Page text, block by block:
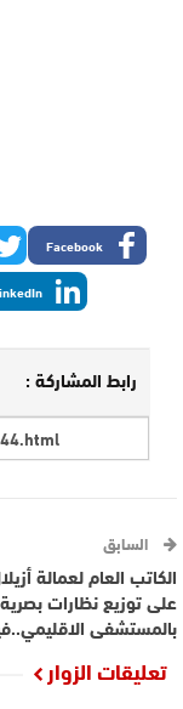
Facebook
رابط المشاركة :
السابق
الكاتب العام لعمالة
على توزيع نظارات بصرية
بالمستشفى
تعليقات الزوار